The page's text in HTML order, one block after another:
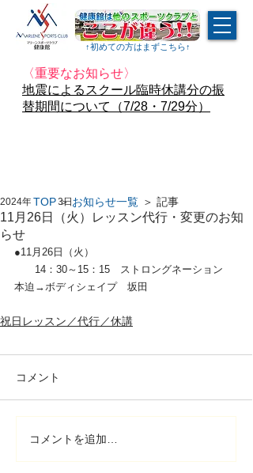
↑​初めての方はまずこちら↑
〈重要なお知らせ〉
地震によるスクール臨時休講分の振
替期間について（7/28・7/29分）
11月26日（火）レッスン代行・変更のお知
らせ
2024年11月13日
●11月26日（火）
14：30～15：15　ストロングネーション
本迫→ボディシェイプ　坂田
祝日レッスン／代行／休講
コメント
コメントを追加…
TOP＞ お知らせ一覧 ＞ 記事